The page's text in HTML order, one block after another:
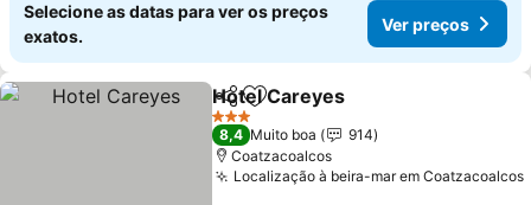
Selecione as datas para ver os preços
exatos.
Ver preços
PartilharAdicionar aos favoritos
Hotel Careyes
3 Estrelas
8,4 Muito boa
914
Coatzacoalcos
Localização à beira-mar em Coatzacoalcos